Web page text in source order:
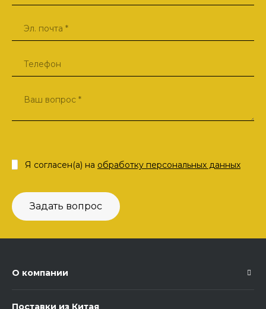
Задать вопрос
Я согласен(а) на обработку персональных данных
О компании
Поставки из Китая